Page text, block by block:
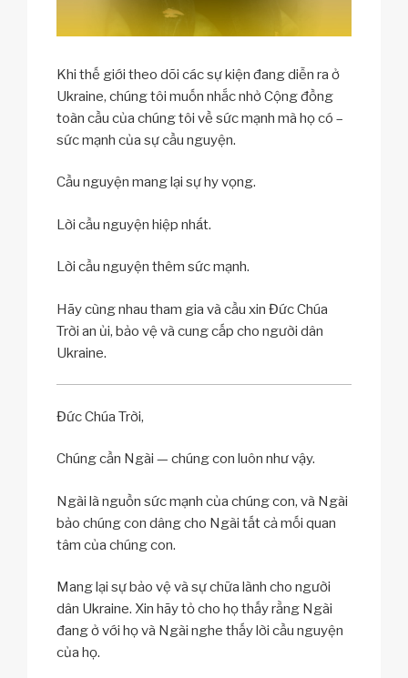
Khi thế giới theo dõi các sự kiện đang diễn ra ở
Ukraine, chúng tôi muốn nhắc nhở Cộng đồng
toàn cầu của chúng tôi về sức mạnh mà họ có –
sức mạnh của sự cầu nguyện.
Cầu nguyện mang lại sự hy vọng.
Lời cầu nguyện hiệp nhất.
Lời cầu nguyện thêm sức mạnh.
Hãy cùng nhau tham gia và cầu xin Đức Chúa
Trời an ủi, bảo vệ và cung cấp cho người dân
Ukraine.
Đức Chúa Trời,
Chúng cần Ngài — chúng con luôn như vậy.
Ngài là nguồn sức mạnh của chúng con, và Ngài
bảo chúng con dâng cho Ngài tất cả mối quan
tâm của chúng con.
Mang lại sự bảo vệ và sự chữa lành cho người
dân Ukraine. Xin hãy tỏ cho họ thấy rằng Ngài
đang ở với họ và Ngài nghe thấy lời cầu nguyện
của họ.